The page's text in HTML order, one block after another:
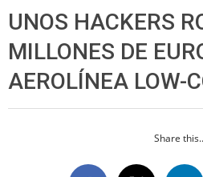
UNOS HACKERS
MILLONES DE
AEROLÍNEA LOW-
Share